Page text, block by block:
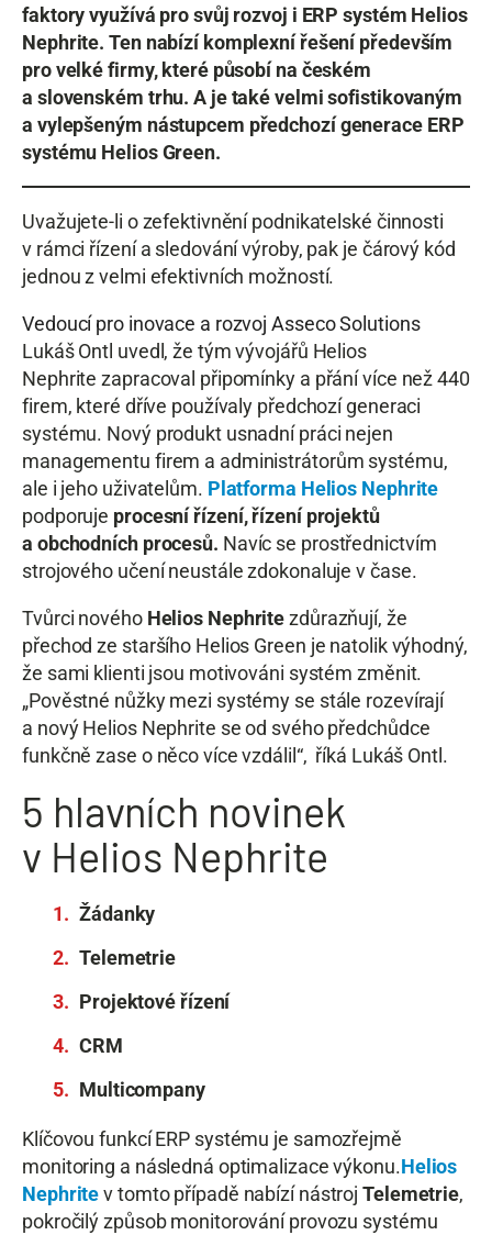
faktory využívá pro svůj rozvoj i ERP systém Helios
Nephrite. Ten nabízí komplexní řešení především
pro velké firmy, které působí na českém
a slovenském trhu. A je také velmi sofistikovaným
a vylepšeným nástupcem předchozí generace ERP
systému Helios Green.
Uvažujete-li o zefektivnění podnikatelské činnosti
v rámci řízení a sledování výroby, pak je čárový kód
jednou z velmi efektivních možností.
Vedoucí pro inovace a rozvoj Asseco Solutions
Lukáš Ontl uvedl, že tým vývojářů Helios
Nephrite zapracoval připomínky a přání více než 440
firem, které dříve používaly předchozí generaci
systému. Nový produkt usnadní práci nejen
managementu firem a administrátorům systému,
ale i jeho uživatelům. Platforma Helios Nephrite
podporuje procesní řízení, řízení projektů
a obchodních procesů. Navíc se prostřednictvím
strojového učení neustále zdokonaluje v čase.
Tvůrci nového Helios Nephritezdůrazňují, že
přechod ze staršího Helios Green je natolik výhodný,
že sami klienti jsou motivováni systém změnit.
„Pověstné nůžky mezi systémy se stále rozevírají
a nový Helios Nephrite se od svého předchůdce
funkčně zase o něco více vzdálil“, říká Lukáš Ontl.
5 hlavních novinek
v Helios Nephrite
Žádanky
Telemetrie
Projektové řízení
CRM
Multicompany
Klíčovou funkcí ERP systému je samozřejmě
monitoring a následná optimalizace výkonu.Helios
Nephritev tomto případě nabízí nástrojTelemetrie,
pokročilý způsob monitorování provozu systému